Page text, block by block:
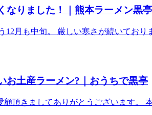
なりました！｜熊本ラーメン黒
12月も中旬。 厳しい寒さが続いてお
お土産ラーメン?｜おうちで黒亭
顧頂きましてありがとうございます。